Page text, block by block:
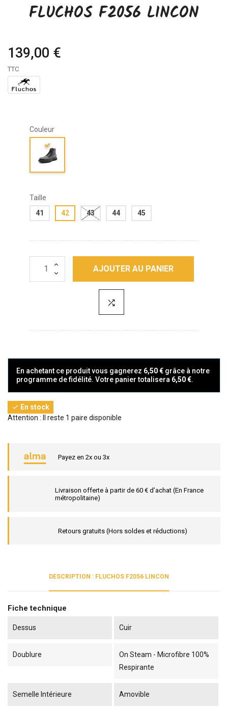
FLUCHOS F2056 LINCON
139,00 €
TTC
Couleur
Taille
41
42 43 44 45
AJOUTER AU PANIER
En achetant ce produit vous gagnerez 6,50 € grâce à notre
programme de fidélité. Votre panier totalisera 6,50 €.
 En stock
Attention : Il reste 1 paire disponible
Payez en 2x ou 3x
Livraison offerte à partir de 60 € d’achat (En France
métropolitaine)
Retours gratuits (Hors soldes et réductions)
DESCRIPTION : FLUCHOS F2056 LINCON
Fiche technique
Dessus Cuir
Doublure
On Steam - Microfibre 100%
Respirante
Semelle Intérieure Amovible